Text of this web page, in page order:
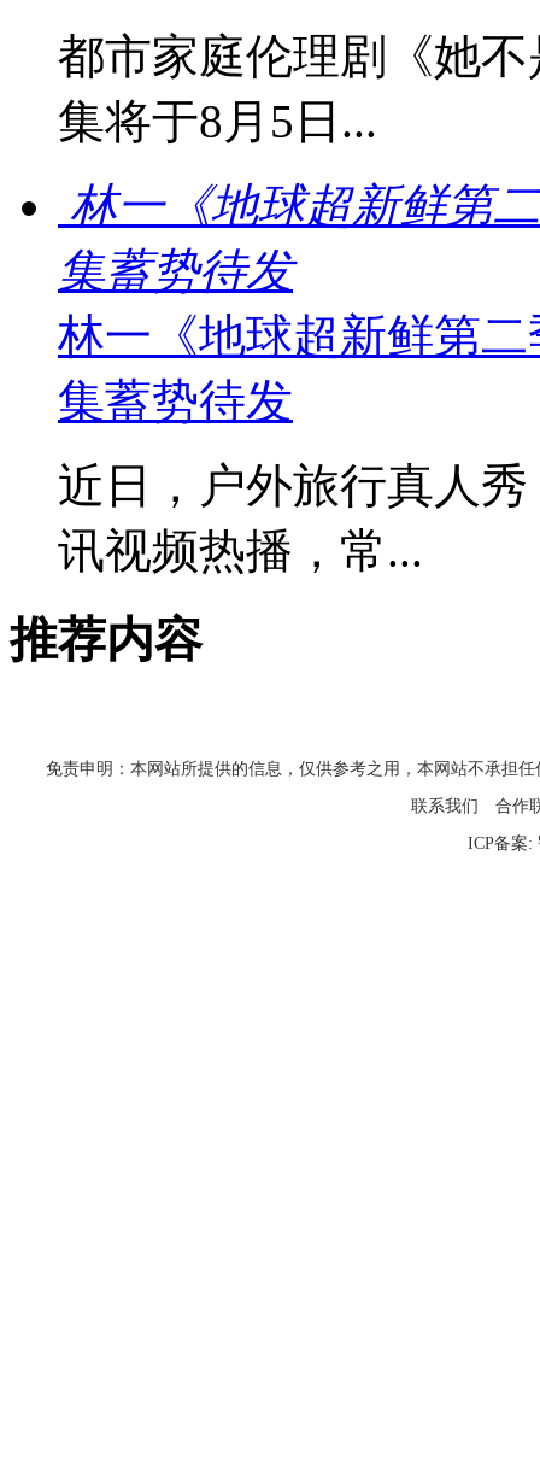
都市家庭伦理剧《她
集将于8月5日...
林一《地球超新鲜第
集蓄势待发
林一《地球超新鲜第
集蓄势待发
近日，户外旅行真人
讯视频热播，常...
推荐内容
免责申明：本网站所提供的信息，仅供参考之用，本网站不承担
联系我们 合作
ICP备案: